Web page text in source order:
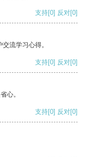
支持[0] 反对[0]
流学习心得。
支持[0] 反对[0]
心。
支持[0] 反对[0]